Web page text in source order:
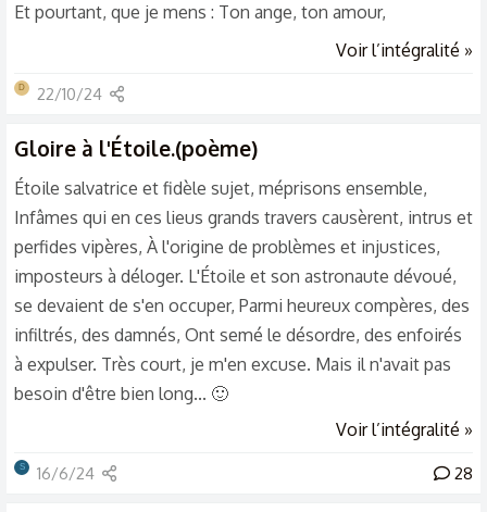
Et pourtant, que je mens : Ton ange, ton amour,
t'embrassa pour la dernière fois Tu mourras dans ton être
ailes. —Dwaen.
Voir l’intégralité »
D 22/10/24
Gloire à l'Étoile.(poème)
Étoile salvatrice et fidèle sujet, méprisons ensemble,
Infâmes qui en ces lieus grands travers causèrent, intrus et
perfides vipères, À l'origine de problèmes et injustices,
imposteurs à déloger. L'Étoile et son astronaute dévoué,
se devaient de s'en occuper, Parmi heureux compères, des
infiltrés, des damnés, Ont semé le désordre, des enfoirés
à expulser. Très court, je m'en excuse. Mais il n'avait pas
besoin d'être bien long... 🙂
Voir l’intégralité »
S 16/6/24 28